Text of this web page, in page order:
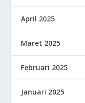
April 2025
Maret 2025
Februari 2025
Januari 2025